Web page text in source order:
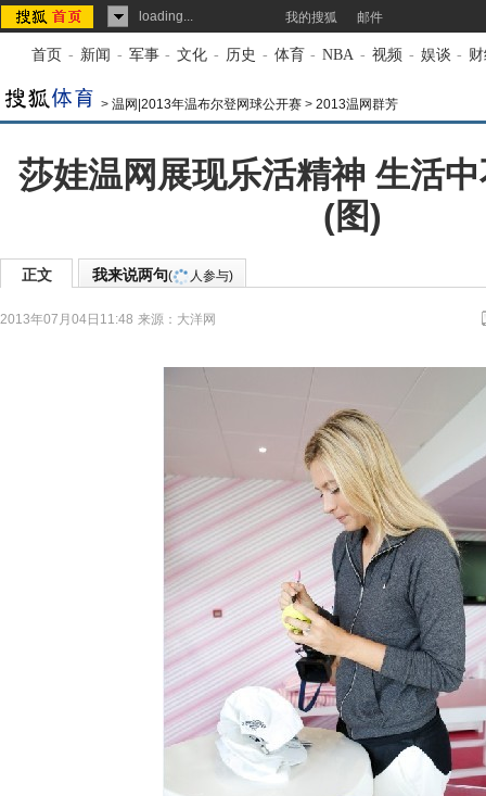
loading... 我的搜狐 邮件
首页 - 新闻 - 军事 - 文化 - 历史 - 体育 - NBA - 视频 - 娱谈 -
> 温网|2013年温布尔登网球公开赛 > 2013温网群芳
莎娃温网展现乐活精神 生活
(图)
正文 我来说两句( 人参与)
2013年07月04日11:48 来源： 大洋网